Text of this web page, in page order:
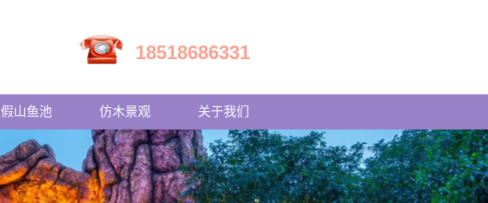
18518686331
假山鱼池 仿木景观 关于我们